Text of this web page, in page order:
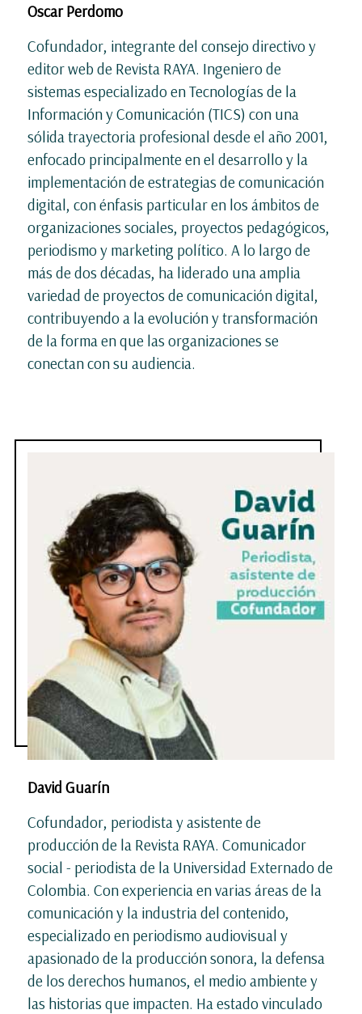
Oscar Perdomo
Cofundador, integrante del consejo directivo y
editor web de Revista RAYA. Ingeniero de
sistemas especializado en Tecnologías de la
Información y Comunicación (TICS) con una
sólida trayectoria profesional desde el año 2001,
enfocado principalmente en el desarrollo y la
implementación de estrategias de comunicación
digital, con énfasis particular en los ámbitos de
organizaciones sociales, proyectos pedagógicos,
periodismo y marketing político. A lo largo de
más de dos décadas, ha liderado una amplia
variedad de proyectos de comunicación digital,
contribuyendo a la evolución y transformación
de la forma en que las organizaciones se
conectan con su audiencia.
David Guarín
Cofundador, periodista y asistente de
producción de la Revista RAYA. Comunicador
social - periodista de la Universidad Externado de
Colombia. Con experiencia en varias áreas de la
comunicación y la industria del contenido,
especializado en periodismo audiovisual y
apasionado de la producción sonora, la defensa
de los derechos humanos, el medio ambiente y
las historias que impacten. Ha estado vinculado